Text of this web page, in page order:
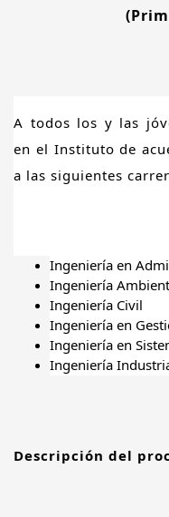
A todos los y las
en el Instituto de
a las siguientes
Ingeniería en
Ingeniería
Ingeniería Civil
Ingeniería en
Ingeniería en
Ingeniería
Descripción del